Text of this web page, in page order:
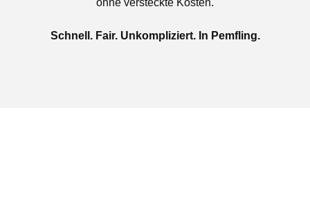
ohne versteckte Kosten.
Schnell. Fair. Unkompliziert. In Pemfling.